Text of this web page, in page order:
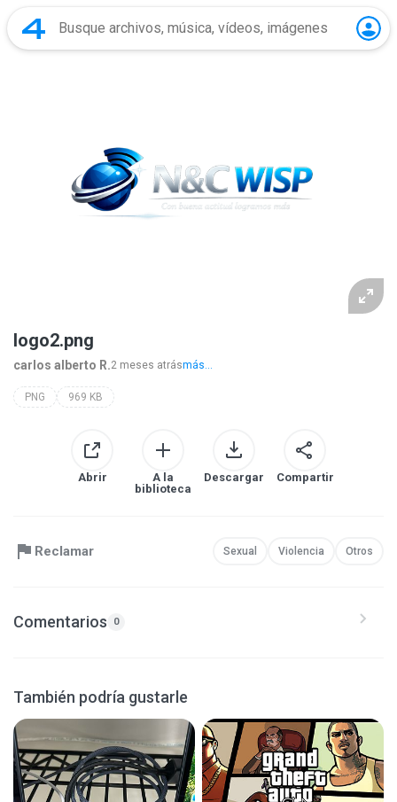
logo2.png
carlos alberto R.2 meses atrásmás...
PNG 969 KB
Abrir
A la
biblioteca
Descargar Compartir
Reclamar Sexual Violencia Otros
Comentarios 0
También podría gustarle